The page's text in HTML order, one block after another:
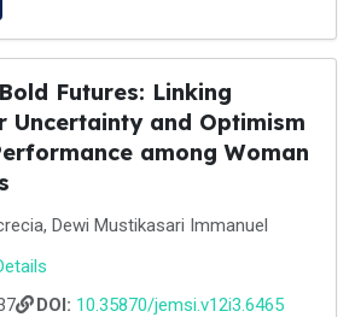
Futures: Linking
Uncertainty and Optimism
among Woman
Dewi Mustikasari Immanuel
DOI: 10.35870/jemsi.v12i3.6465